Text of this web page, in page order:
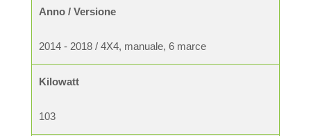
Anno / Versione
2014 - 2018 / 4X4, manuale, 6 marce
Kilowatt
103